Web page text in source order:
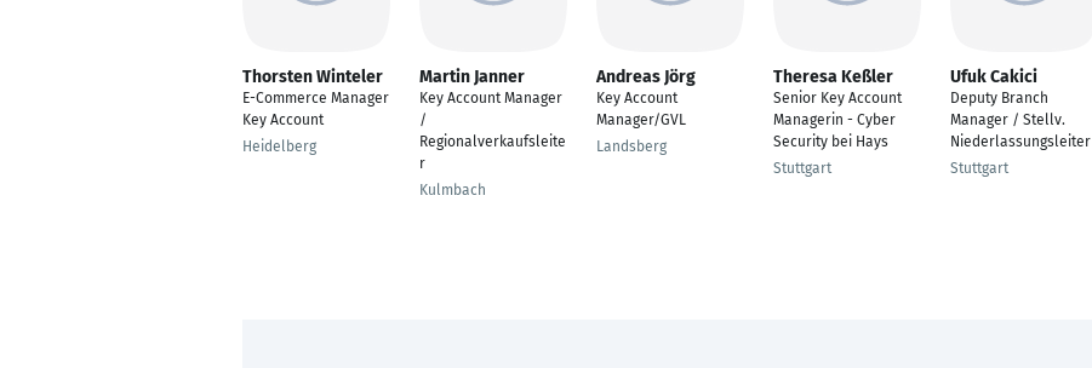
Thorsten Winteler
E-Commerce Manager
Key Account
Heidelberg
Martin Janner
Key Account Manager
/
Regionalverkaufsleite
r
Kulmbach
Andreas Jörg
Key Account
Manager/GVL
Landsberg
Theresa Keßler
Senior Key Account
Managerin - Cyber
Security bei Hays
Stuttgart
Ufuk Cakici
Deputy Branch
Manager / Stellv.
Niederlassungsleiter
Stuttgart